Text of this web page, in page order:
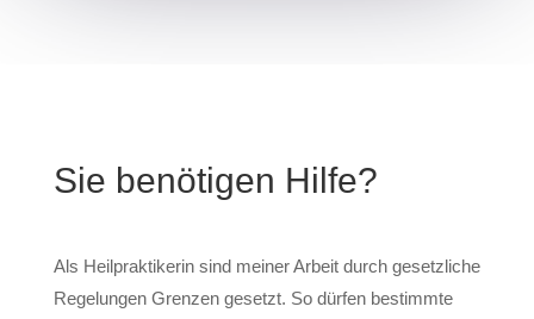
Sie benötigen Hilfe?
Als Heilpraktikerin sind meiner Arbeit durch gesetzliche
Regelungen Grenzen gesetzt. So dürfen bestimmte